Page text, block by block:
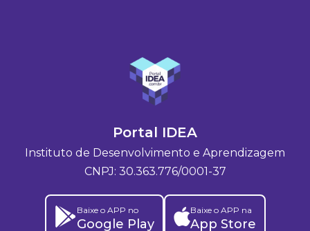
Portal IDEA
Instituto de Desenvolvimento e Aprendizagem
CNPJ: 30.363.776/0001-37
Baixe o APP no
Google Play
Baixe o APP na
App Store